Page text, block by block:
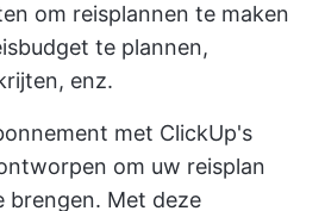
om reisplannen te maken
te plannen,
enz.
met ClickUp's
om uw reisplan
brengen. Met deze